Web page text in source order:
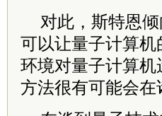
对此，斯特恩
可以让量子计算
环境对量子计算
方法很有可能会在